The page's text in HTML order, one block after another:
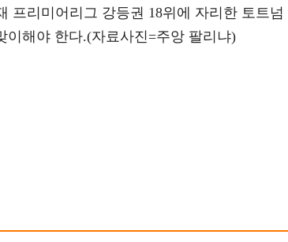
프리미어리그 강등권 18위에 자리한 토트넘
이해야 한다.(자료사진=주앙 팔리냐)